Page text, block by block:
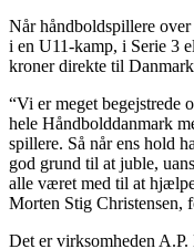
Når håndboldspillere over
i en U11-kamp, i Serie 3
kroner direkte til
“Vi er meget begejstrede
hele Håndbolddanmark
spillere. Så når ens hold
god grund til at juble,
alle været med til at
Morten Stig Christensen,
Det er virksomheden